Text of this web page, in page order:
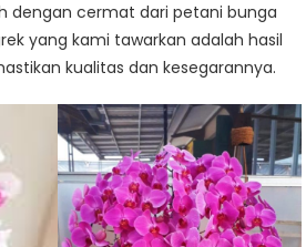
dengan cermat dari petani bunga
yang kami tawarkan adalah hasil
kualitas dan kesegarannya.